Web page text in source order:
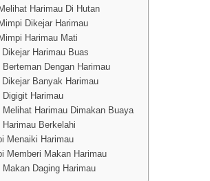
Harimau Di Hutan
Dikejar Harimau
Harimau Mati
Harimau Buas
Berteman Dengan Harimau
Dikejar Banyak Harimau
Digigit Harimau
Melihat Harimau Dimakan Buaya
Harimau Berkelahi
Menaiki Harimau
Memberi Makan Harimau
Makan Daging Harimau